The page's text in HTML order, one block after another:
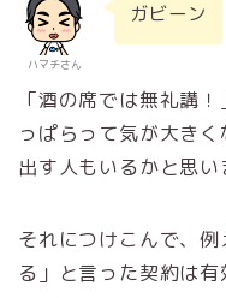
ハマチさん
ガビーン
「酒の席では無礼講
っぱらって気が大き
出す人もいるかと思い
それにつけこんで、
る」と言った契約は